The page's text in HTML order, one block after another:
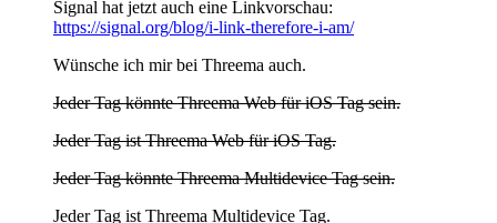
Signal hat jetzt auch eine Linkvorschau:
https://signal.org/blog/i-link-therefore-i-am/
Wünsche ich mir bei Threema auch.
Jeder Tag könnte Threema Web für iOS Tag sein.
Jeder Tag ist Threema Web für iOS Tag.
Jeder Tag könnte Threema Multidevice Tag sein.
Jeder Tag ist Threema Multidevice Tag.